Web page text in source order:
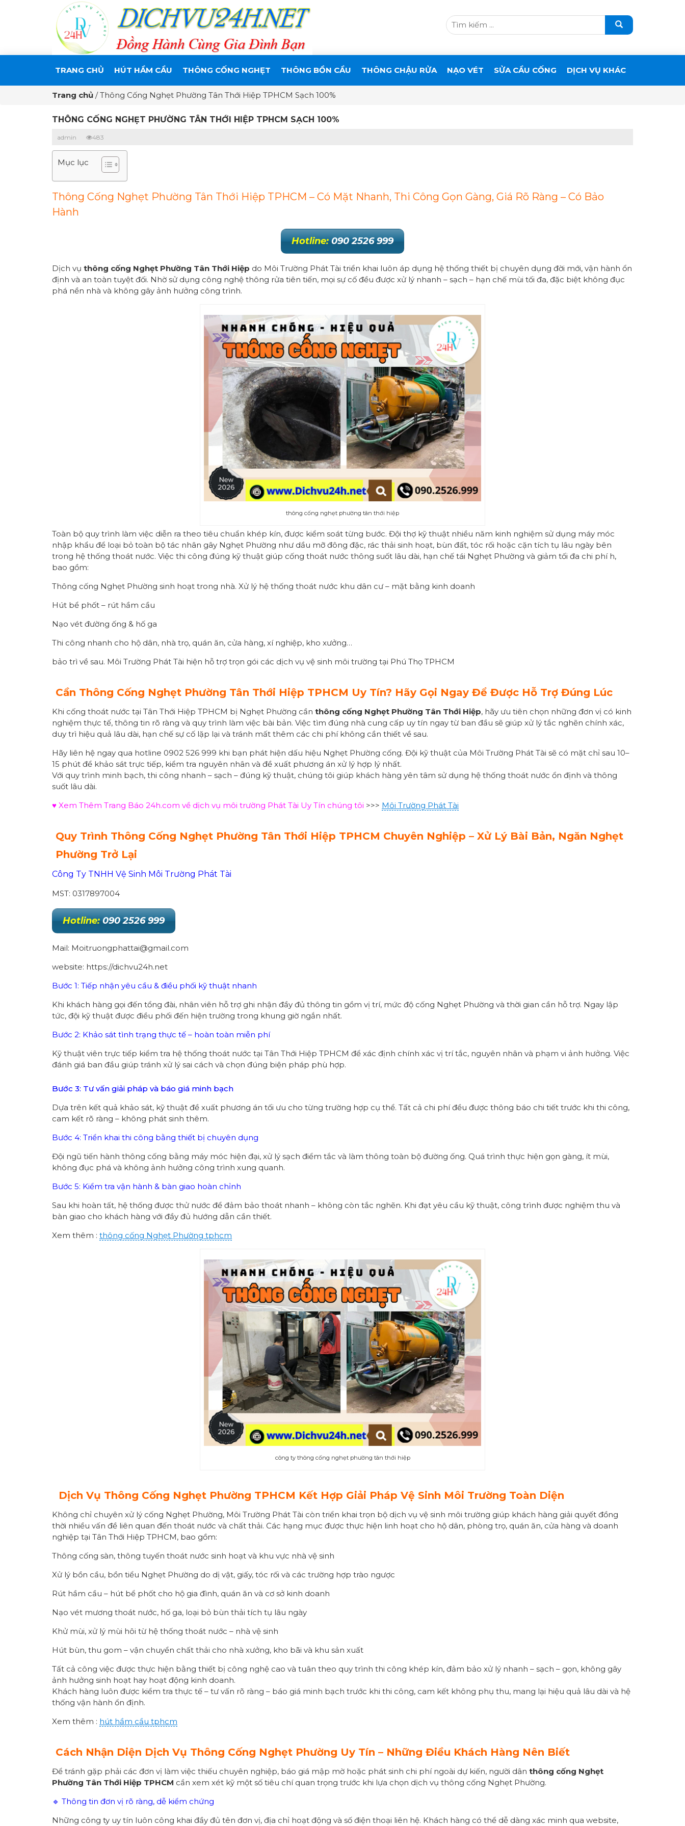
TRANG CHỦ HÚT HẦM CẦU THÔNG CỐNG NGHẸT THÔNG BỒN CẦU THÔNG CHẬU RỬA NẠO VÉT SỬA CẦU CỐNG DỊCH VỤ KHÁC
Trang chủ /Thông Cống Nghẹt Phường Tân Thới Hiệp TPHCM Sạch 100%
THÔNG CỐNG NGHẸT PHƯỜNG TÂN THỚI HIỆP TPHCM SẠCH 100%
admin 483
Mục lục
Thông Cống Nghẹt Phường Tân Thới Hiệp TPHCM – Có Mặt Nhanh, Thi Công Gọn Gàng, Giá Rõ Ràng – Có Bảo
Hành
Hotline: 090 2526 999
Dịch vụ thông cống Nghẹt Phường Tân Thới Hiệp do Môi Trường Phát Tài triển khai luôn áp dụng hệ thống thiết bị chuyên dụng đời mới, vận hành ổn
định và an toàn tuyệt đối. Nhờ sử dụng công nghệ thông rửa tiên tiến, mọi sự cố đều được xử lý nhanh – sạch – hạn chế mùi tối đa, đặc biệt không đục
phá nền nhà và không gây ảnh hưởng công trình.
thông cống nghẹt phường tân thới hiệp
Toàn bộ quy trình làm việc diễn ra theo tiêu chuẩn khép kín, được kiểm soát từng bước. Đội thợ kỹ thuật nhiều năm kinh nghiệm sử dụng máy móc
nhập khẩu để loại bỏ toàn bộ tác nhân gây Nghẹt Phường như dầu mỡ đông đặc, rác thải sinh hoạt, bùn đất, tóc rối hoặc cặn tích tụ lâu ngày bên
trong hệ thống thoát nước. Việc thi công đúng kỹ thuật giúp cống thoát nước thông suốt lâu dài, hạn chế tái Nghẹt Phường và giảm tối đa chi phí h,
bao gồm:
Thông cống Nghẹt Phường sinh hoạt trong nhà. Xử lý hệ thống thoát nước khu dân cư – mặt bằng kinh doanh
Hút bể phốt – rút hầm cầu
Nạo vét đường ống & hố ga
Thi công nhanh cho hộ dân, nhà trọ, quán ăn, cửa hàng, xí nghiệp, kho xưởng…
bảo trì về sau. Môi Trường Phát Tài hiện hỗ trợ trọn gói các dịch vụ vệ sinh môi trường tại Phú Thọ TPHCM
Cần Thông Cống Nghẹt Phường Tân Thới Hiệp TPHCM Uy Tín? Hãy Gọi Ngay Để Được Hỗ Trợ Đúng Lúc
Khi cống thoát nước tại Tân Thới Hiệp TPHCM bị Nghẹt Phường cần thông cống Nghẹt Phường Tân Thới Hiệp, hãy ưu tiên chọn những đơn vị có kinh
nghiệm thực tế, thông tin rõ ràng và quy trình làm việc bài bản. Việc tìm đúng nhà cung cấp uy tín ngay từ ban đầu sẽ giúp xử lý tắc nghẽn chính xác,
duy trì hiệu quả lâu dài, hạn chế sự cố lặp lại và tránh mất thêm các chi phí không cần thiết về sau.
Hãy liên hệ ngay qua hotline 0902 526 999 khi bạn phát hiện dấu hiệu Nghẹt Phường cống. Đội kỹ thuật của Môi Trường Phát Tài sẽ có mặt chỉ sau 10–
15 phút để khảo sát trực tiếp, kiểm tra nguyên nhân và đề xuất phương án xử lý hợp lý nhất.
Với quy trình minh bạch, thi công nhanh – sạch – đúng kỹ thuật, chúng tôi giúp khách hàng yên tâm sử dụng hệ thống thoát nước ổn định và thông
suốt lâu dài.
♥ Xem Thêm Trang Báo 24h.com về dịch vụ môi trường Phát Tài Uy Tín chúng tôi >>> Môi Trường Phát Tài
Quy Trình Thông Cống Nghẹt Phường Tân Thới Hiệp TPHCM Chuyên Nghiệp – Xử Lý Bài Bản, Ngăn Nghẹt
Phường Trở Lại
Công Ty TNHH Vệ Sinh Môi Trường Phát Tài
MST: 0317897004
Hotline: 090 2526 999
Mail: Moitruongphattai@gmail.com
website: https://dichvu24h.net
Bước 1: Tiếp nhận yêu cầu & điều phối kỹ thuật nhanh
Khi khách hàng gọi đến tổng đài, nhân viên hỗ trợ ghi nhận đầy đủ thông tin gồm vị trí, mức độ cống Nghẹt Phường và thời gian cần hỗ trợ. Ngay lập
tức, đội kỹ thuật được điều phối đến hiện trường trong khung giờ ngắn nhất.
Bước 2: Khảo sát tình trạng thực tế – hoàn toàn miễn phí
Kỹ thuật viên trực tiếp kiểm tra hệ thống thoát nước tại Tân Thới Hiệp TPHCM để xác định chính xác vị trí tắc, nguyên nhân và phạm vi ảnh hưởng. Việc
đánh giá ban đầu giúp tránh xử lý sai cách và chọn đúng biện pháp phù hợp.
Bước 3: Tư vấn giải pháp và báo giá minh bạch
Dựa trên kết quả khảo sát, kỹ thuật đề xuất phương án tối ưu cho từng trường hợp cụ thể. Tất cả chi phí đều được thông báo chi tiết trước khi thi công,
cam kết rõ ràng – không phát sinh thêm.
Bước 4: Triển khai thi công bằng thiết bị chuyên dụng
Đội ngũ tiến hành thông cống bằng máy móc hiện đại, xử lý sạch điểm tắc và làm thông toàn bộ đường ống. Quá trình thực hiện gọn gàng, ít mùi,
không đục phá và không ảnh hưởng công trình xung quanh.
Bước 5: Kiểm tra vận hành & bàn giao hoàn chỉnh
Sau khi hoàn tất, hệ thống được thử nước để đảm bảo thoát nhanh – không còn tắc nghẽn. Khi đạt yêu cầu kỹ thuật, công trình được nghiệm thu và
bàn giao cho khách hàng với đầy đủ hướng dẫn cần thiết.
Xem thêm : thông cống Nghẹt Phường tphcm
công ty thông cống nghẹt phường tân thới hiệp
Dịch Vụ Thông Cống Nghẹt Phường TPHCM Kết Hợp Giải Pháp Vệ Sinh Môi Trường Toàn Diện
Không chỉ chuyên xử lý cống Nghẹt Phường, Môi Trường Phát Tài còn triển khai trọn bộ dịch vụ vệ sinh môi trường giúp khách hàng giải quyết đồng
thời nhiều vấn đề liên quan đến thoát nước và chất thải. Các hạng mục được thực hiện linh hoạt cho hộ dân, phòng trọ, quán ăn, cửa hàng và doanh
nghiệp tại Tân Thới Hiệp TPHCM, bao gồm:
Thông cống sàn, thông tuyến thoát nước sinh hoạt và khu vực nhà vệ sinh
Xử lý bồn cầu, bồn tiểu Nghẹt Phường do dị vật, giấy, tóc rối và các trường hợp trào ngược
Rút hầm cầu – hút bể phốt cho hộ gia đình, quán ăn và cơ sở kinh doanh
Nạo vét mương thoát nước, hố ga, loại bỏ bùn thải tích tụ lâu ngày
Khử mùi, xử lý mùi hôi từ hệ thống thoát nước – nhà vệ sinh
Hút bùn, thu gom – vận chuyển chất thải cho nhà xưởng, kho bãi và khu sản xuất
Tất cả công việc được thực hiện bằng thiết bị công nghệ cao và tuân theo quy trình thi công khép kín, đảm bảo xử lý nhanh – sạch – gọn, không gây
ảnh hưởng sinh hoạt hay hoạt động kinh doanh.
Khách hàng luôn được kiểm tra thực tế – tư vấn rõ ràng – báo giá minh bạch trước khi thi công, cam kết không phụ thu, mang lại hiệu quả lâu dài và hệ
thống vận hành ổn định.
Xem thêm : hút hầm cầu tphcm
Cách Nhận Diện Dịch Vụ Thông Cống Nghẹt Phường Uy Tín – Những Điều Khách Hàng Nên Biết
Để tránh gặp phải các đơn vị làm việc thiếu chuyên nghiệp, báo giá mập mờ hoặc phát sinh chi phí ngoài dự kiến, người dân thông cống Nghẹt
Phường Tân Thới Hiệp TPHCM cần xem xét kỹ một số tiêu chí quan trọng trước khi lựa chọn dịch vụ thông cống Nghẹt Phường.
🔹 Thông tin đơn vị rõ ràng, dễ kiểm chứng
Những công ty uy tín luôn công khai đầy đủ tên đơn vị, địa chỉ hoạt động và số điện thoại liên hệ. Khách hàng có thể dễ dàng xác minh qua website,